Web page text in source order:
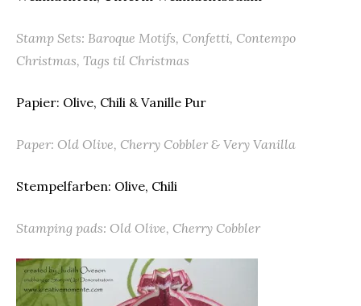
Stamp Sets: Baroque Motifs, Confetti, Contempo
Christmas, Tags til Christmas
Papier: Olive, Chili & Vanille Pur
Paper: Old Olive, Cherry Cobbler & Very Vanilla
Stempelfarben: Olive, Chili
Stamping pads: Old Olive, Cherry Cobbler